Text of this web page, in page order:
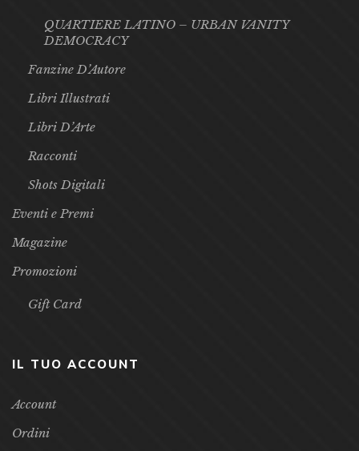
QUARTIERE LATINO – URBAN VANITY
DEMOCRACY
Fanzine D’Autore
Libri Illustrati
Libri D’Arte
Racconti
Shots Digitali
Eventi e Premi
Magazine
Promozioni
Gift Card
IL TUO ACCOUNT
Account
Ordini